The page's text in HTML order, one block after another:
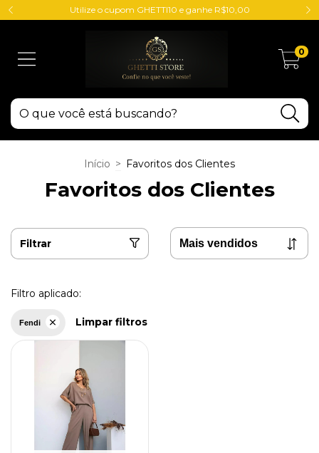
Utilize o cupom GHETTI10 e ganhe R$10,00
0
Início > Favoritos dos Clientes
Favoritos dos Clientes
Filtrar
Filtro aplicado:
Fendi Limpar filtros